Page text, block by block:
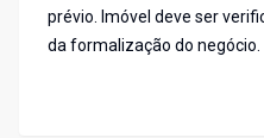
prévio. Imóvel deve ser
da formalização do negócio.